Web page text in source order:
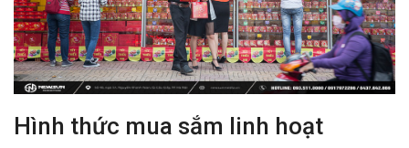
Hình thức mua sắm linh hoạt